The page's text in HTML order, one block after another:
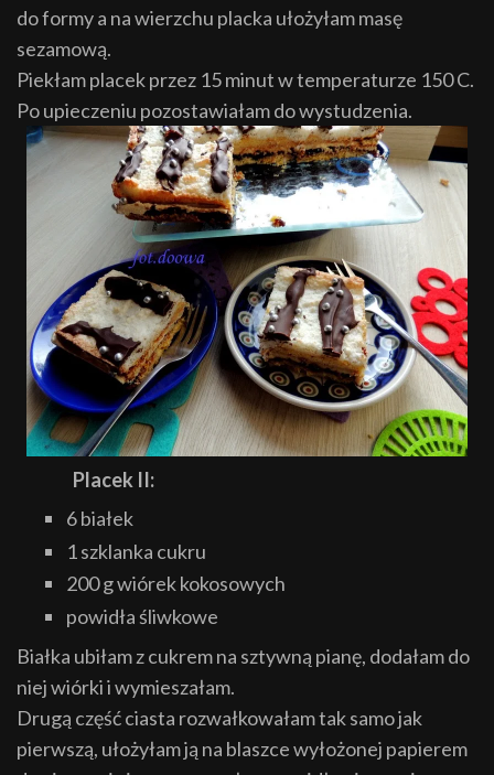
do formy a na wierzchu placka ułożyłam masę
sezamową.
Piekłam placek przez 15 minut w temperaturze 150 C.
Po upieczeniu pozostawiałam do wystudzenia.
Placek II:
6 białek
1 szklanka cukru
200 g wiórek kokosowych
powidła śliwkowe
Białka ubiłam z cukrem na sztywną pianę, dodałam do
niej wiórki i wymieszałam.
Drugą część ciasta rozwałkowałam tak samo jak
pierwszą, ułożyłam ją na blaszce wyłożonej papierem